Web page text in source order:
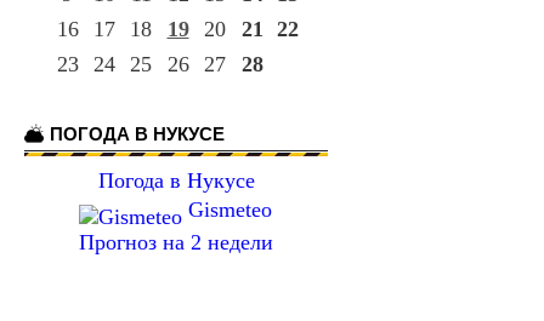
16
17 18 19 20 21 22
23
24 25 26 27 28
ПОГОДА В НУКУСЕ
Погода в Нукусе
Gismeteo
Прогноз на 2 недели